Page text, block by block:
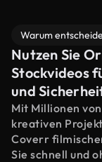
Warum
Nutzen Sie
Stockvideos
und
Mit Millionen
kreativen
Coverr
Sie schnell und